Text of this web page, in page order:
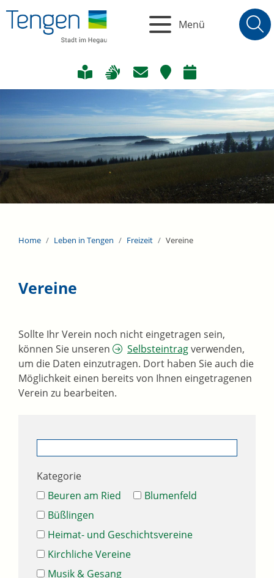
Menü
Home Leben in Tengen Freizeit Vereine
Vereine
Sollte Ihr Verein noch nicht eingetragen sein,
können Sie unseren
Selbsteintragverwenden,
um die Daten einzutragen. Dort haben Sie auch die
Möglichkeit einen bereits von Ihnen eingetragenen
Verein zu bearbeiten.
Kategorie
Beuren am Ried
Blumenfeld
Büßlingen
Heimat- und Geschichtsvereine
Kirchliche Vereine
Musik & Gesang